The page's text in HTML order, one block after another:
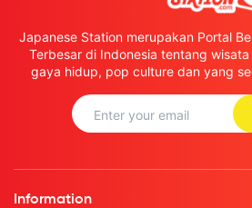
Japanese Station merupakan Portal
Terbesar di Indonesia tentang
gaya hidup, pop culture dan yang
Information